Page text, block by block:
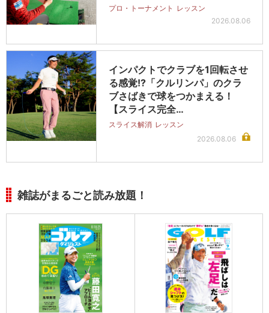
プロ・トーナメント レッスン
2026.08.06
インパクトでクラブを1回転させ
る感覚!?「クルリンパ」のクラ
ブさばきで球をつかまえる！
【スライス完全…
スライス解消 レッスン
2026.08.06
雑誌がまるごと読み放題！